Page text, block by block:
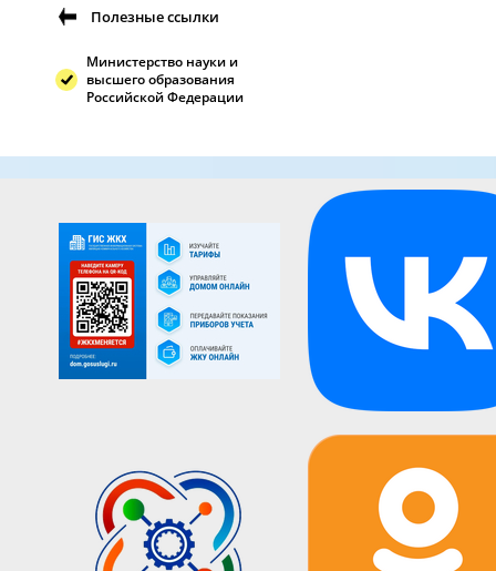
Полезные ссылки
Министерство науки и
высшего образования
Российской Федерации